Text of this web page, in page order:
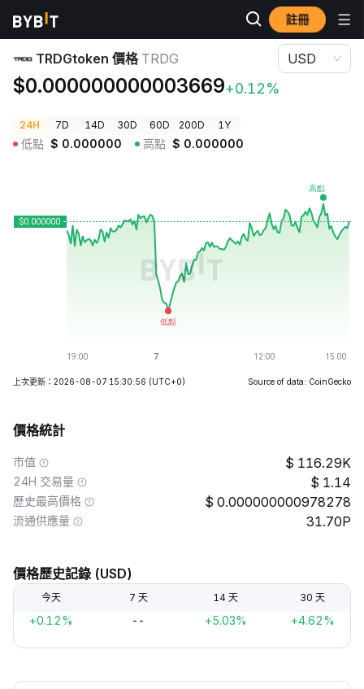
註冊
加密貨幣價格
TRDGtoken 價格 TRDG
$0.000000000003669+0.12%
USD
24H 7D 14D 30D 60D 200D 1Y
低點 $ 0.000000 高點 $ 0.000000
上次更新：2026-08-07 15:30:56 (UTC+0) Source of data: CoinGecko
價格統計
市值 116.29K
24H 交易量 1.14
歷史最高價格 0.000000000978278
流通供應量 31.70P
價格歷史記錄 (USD)
今天 7 天 14 天 30 天
+0.12% -- +5.03% +4.62%